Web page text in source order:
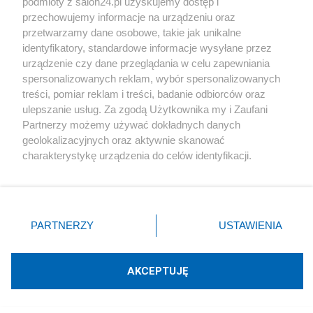
logicznie odpowiedzieć na pytanie, dlaczego nie
został stamtąd wyrzucony.
Nikt nie potrafi logicznie wytłumaczyć jak to
możliwe, aby obcy intruz nie tylko włączył się do
strajku, ale też ogłosił się jego przywódcą i został
zaproszony na rozmowy z dyrektorem zakładu, na
temat wewnętrznego konfliktu w tym zakładzie, w
Natomiast wszyscy wiemy i możemy
wytłumaczyć dokładnie co było później.
Najpierw dyrektor stoczni na oczach
przechowujemy informacje na urządzeniu oraz
przetwarzamy dane osobowe, takie jak unikalne
identyfikatory, standardowe informacje wysyłane przez
urządzenie czy dane przeglądania w celu zapewniania
spersonalizowanych reklam, wybór spersonalizowanych
treści, pomiar reklam i treści, badanie odbiorców oraz
ulepszanie usług. Za zgodą Użytkownika my i Zaufani
Partnerzy możemy używać dokładnych danych
geolokalizacyjnych oraz aktywnie skanować
charakterystykę urządzenia do celów identyfikacji.
zmienić/wycofać klikając przycisk ustawień prywatności
znajdujący się w lewym dolnym rogu strony
rodzaje przetwarzania danych nie wymagają zgody
użytkownika, ale masz prawo sprzeciwić się takiemu
PARTNERZY USTAWIENIA
AKCEPTUJĘ